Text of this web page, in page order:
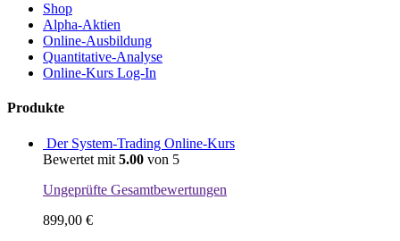
Shop
Alpha-Aktien
Online-Ausbildung
Quantitative-Analyse
Online-Kurs Log-In
Produkte
Der System-Trading Online-Kurs
Bewertet mit 5.00 von 5
Ungeprüfte Gesamtbewertungen
899,00 €